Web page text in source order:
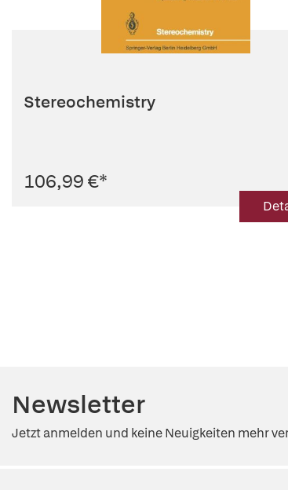
Stereochemistry
106,99 €*
Newsletter
Jetzt anmelden und keine Neuigkeiten mehr